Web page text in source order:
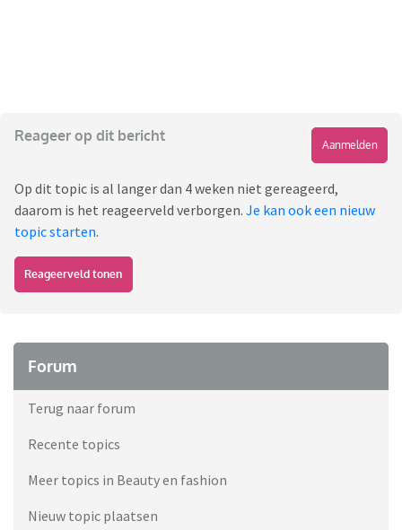
Reageer op dit bericht
Aanmelden
Op dit topic is al langer dan 4 weken niet gereageerd,
daarom is het reageerveld verborgen. Je kan ook een nieuw
topic starten.
Reageerveld tonen
Forum
Terug naar forum
Recente topics
Meer topics in Beauty en fashion
Nieuw topic plaatsen